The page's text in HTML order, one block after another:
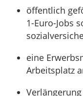
öffentlich
1-Euro-Jobs
eine
Arbeitsplatz